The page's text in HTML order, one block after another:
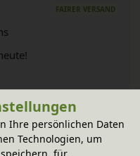
Ihre persönlichen Daten
Technologien, um